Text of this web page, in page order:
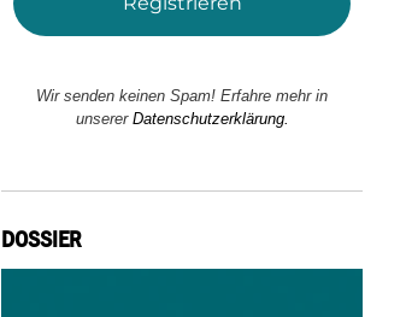
Wir senden keinen Spam! Erfahre mehr in
unserer Datenschutzerklärung.
DOSSIER